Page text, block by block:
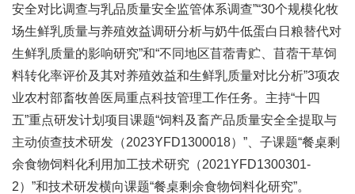
合
作
党
工
作
安全对比调查与乳品质量安全监管体系调查”“30个规模化牧
场生鲜乳质量与养殖效益调研分析与奶牛低蛋白日粮替代对
生鲜乳质量的影响研究”和“不同地区苜蓿青贮、苜蓿干草饲
料转化率评价及其对养殖效益和生鲜乳质量对比分析”3项农
业农村部畜牧兽医局重点科技管理工作任务。主持“十四
五”重点研发计划项目课题“饲料及畜产品质量安全全提取与
主动侦查技术研发（2023YFD1300018）”、子课题“餐桌剩
余食物饲料化利用加工技术研究（2021YFD1300301-
2）”和技术研发横向课题“餐桌剩余食物饲料化研究”。